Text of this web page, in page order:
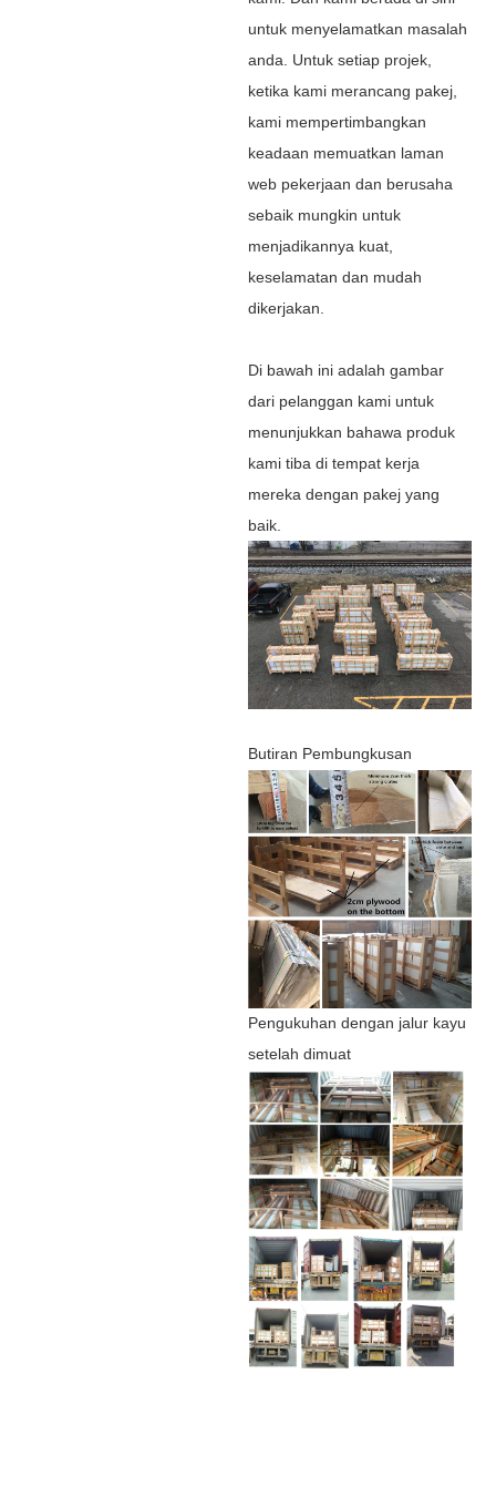
untuk menyelamatkan masalah
anda. Untuk setiap projek,
ketika kami merancang pakej,
kami mempertimbangkan
keadaan memuatkan laman
web pekerjaan dan berusaha
sebaik mungkin untuk
menjadikannya kuat,
keselamatan dan mudah
dikerjakan.
Di bawah ini adalah gambar
dari pelanggan kami untuk
menunjukkan bahawa produk
kami tiba di tempat kerja
mereka dengan pakej yang
baik.
Butiran Pembungkusan
Pengukuhan dengan jalur kayu
setelah dimuat